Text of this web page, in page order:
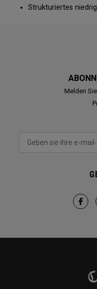
Strukturiertes
Melden